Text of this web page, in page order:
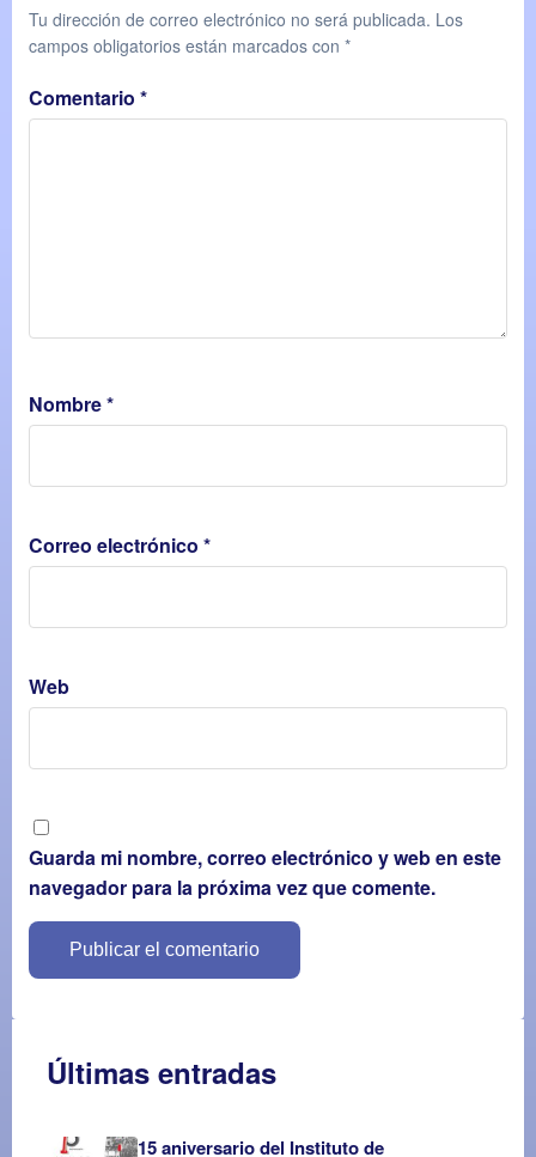
Tu dirección de correo electrónico no será publicada. Los
campos obligatorios están marcados con *
Comentario *
Nombre*
Correo electrónico *
Web
Guarda mi nombre, correo electrónico y web en este
navegador para la próxima vez que comente.
Últimas entradas
15 aniversario del Instituto de